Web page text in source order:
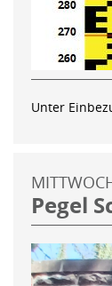
Unter
Pegel